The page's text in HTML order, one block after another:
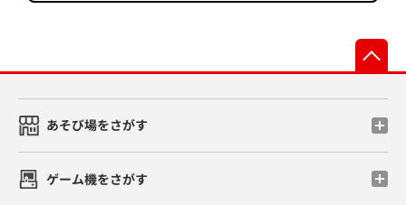
あそび場をさがす
ゲーム機をさがす